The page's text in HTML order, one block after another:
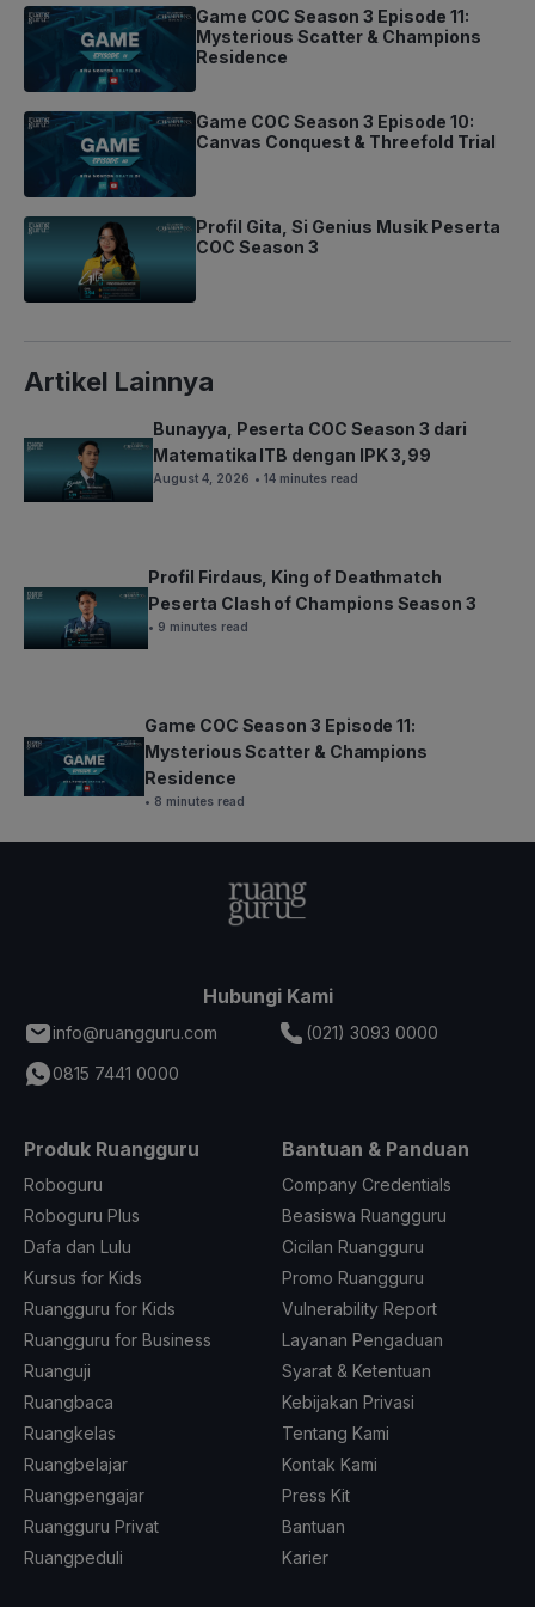
Game COC Season 3 Episode 11:
Mysterious Scatter & Champions
Residence
Game COC Season 3 Episode 10:
Canvas Conquest & Threefold Trial
Profil Gita, Si Genius Musik Peserta
COC Season 3
Artikel Lainnya
Bunayya, Peserta COC Season 3 dari
Matematika ITB dengan IPK 3,99
August 4, 2026 • 14 minutes read
Profil Firdaus, King of Deathmatch
Peserta Clash of Champions Season 3
• 9 minutes read
Game COC Season 3 Episode 11:
Mysterious Scatter & Champions
Residence
• 8 minutes read
Hubungi Kami
info@ruangguru.com
(021) 3093 0000
0815 7441 0000
Produk Ruangguru
Roboguru
Roboguru Plus
Dafa dan Lulu
Kursus for Kids
Ruangguru for Kids
Ruangguru for Business
Ruanguji
Ruangbaca
Ruangkelas
Ruangbelajar
Ruangpengajar
Ruangguru Privat
Ruangpeduli
Bantuan & Panduan
Company Credentials
Beasiswa Ruangguru
Cicilan Ruangguru
Promo Ruangguru
Vulnerability Report
Layanan Pengaduan
Syarat & Ketentuan
Kebijakan Privasi
Tentang Kami
Kontak Kami
Press Kit
Bantuan
Karier